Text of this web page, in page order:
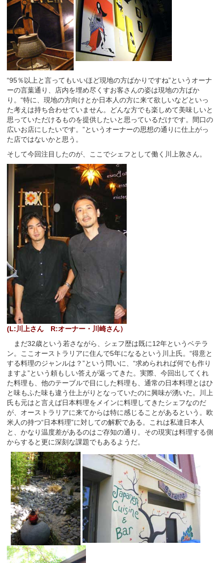
“95％以上と言ってもいいほど現地の方ばかりですね”というオーナ
ーの言葉通り、店内を埋め尽くすお客さんの姿は現地の方ばか
り。“特に、現地の方向けとか日本人の方に来て欲しいなどといっ
た考えは持ち合わせていません。どんな方でも楽しめて美味しいと
思っていただけるものを提供したいと思っているだけです。間口の
広いお店にしたいです。”というオーナーの思想の通りに仕上がっ
た店ではないかと思う。
そして今回注目したのが、ここでシェフとして働く川上敦さん。
(L:川上さん R:オーナー・川崎さん）
まだ32歳という若さながら、シェフ歴は既に12年というベテラ
ン。ここオーストラリアに住んで5年になるという川上氏。“得意と
する料理のジャンルは？”という問いに、“求められれば何でも作り
ますよ”という頼もしい答えが返ってきた。実際、今回出してくれ
た料理も、他のテーブルで目にした料理も、通常の日本料理とはひ
と味もふた味も違う仕上がりとなっていたのに興味が湧いた。川上
氏も元はと言えば日本料理をメインに料理してきたシェフなのだ
が、オーストラリアに来てからは特に感じることがあるという。欧
米人の持つ“日本料理”に対しての解釈である。これは私達日本人
と、かなり温度差があるのはご存知の通り。その現実は料理する側
からすると更に深刻な課題でもあるようだ。